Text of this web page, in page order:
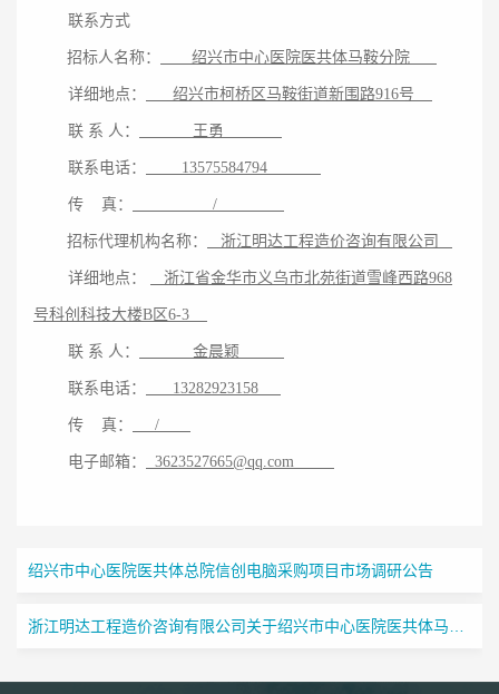
联系方式
招标人名称： 绍兴市中心医院医共体马鞍分院
详细地点： 绍兴市柯桥区马鞍街道新围路916号
联 系 人： 王勇
联系电话： 13575584794
传 真： /
招标代理机构名称： 浙江明达工程造价咨询有限公司
详细地点： 浙江省金华市义乌市北苑街道雪峰西路968
号科创科技大楼B区6-3
联 系 人： 金晨颖
联系电话： 13282923158
传 真： /
电子邮箱： 3623527665@qq.com
绍兴市中心医院医共体总院信创电脑采购项目市场调研公告